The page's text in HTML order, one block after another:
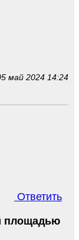
май 2024 14:24
Ответить
площадью